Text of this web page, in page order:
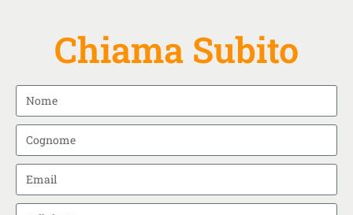
Chiama Subito